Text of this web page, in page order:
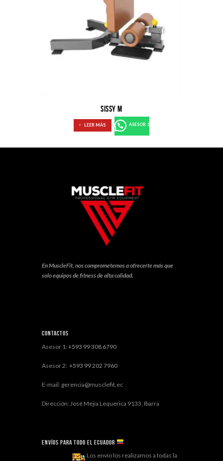
SISSY M
LEER MÁS ASESOR 1
En MuscleFit, nos comprometemos a ofrecerte más que
solo equipos de fitness de alta calidad.
Contactos
Asesor 1: +593 99 308 6790
Asesor 2: +593 99 202 7960
E-mail: gerencia@musclefit.ec
Dirección: José Mejía Lequerica 9133, Ibarra
Envíos para todo el ECUADOR
Los envío los realizamos a todas la